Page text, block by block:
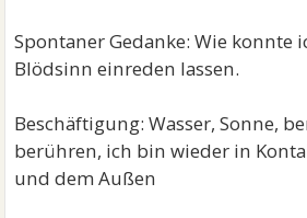
Spontaner Gedanke: Wie konnte
Blödsinn einreden lassen.
Beschäftigung: Wasser, Sonne,
berühren, ich bin wieder in
und dem Außen